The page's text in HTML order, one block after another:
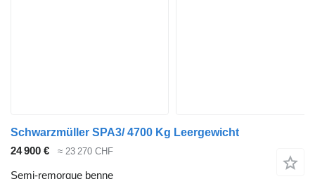
Schwarzmüller SPA3/ 4700 Kg Leergewicht
24 900 €
≈ 23 270 CHF
Semi-remorque benne